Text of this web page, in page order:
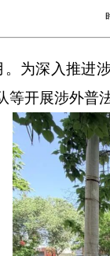
为深入推进
等开展涉外普